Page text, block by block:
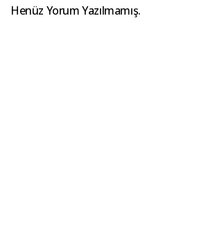
Henüz Yorum Yazılmamış.